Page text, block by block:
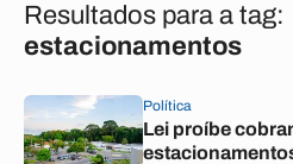
Resultados para a tag:
estacionamentos
Política
Lei proíbe